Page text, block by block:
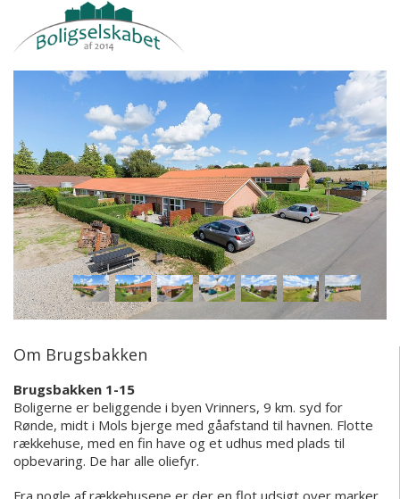
Om Brugsbakken
Brugsbakken 1-15
Boligerne er beliggende i byen Vrinners, 9 km. syd for
Rønde, midt i Mols bjerge med gåafstand til havnen. Flotte
rækkehuse, med en fin have og et udhus med plads til
opbevaring. De har alle oliefyr.